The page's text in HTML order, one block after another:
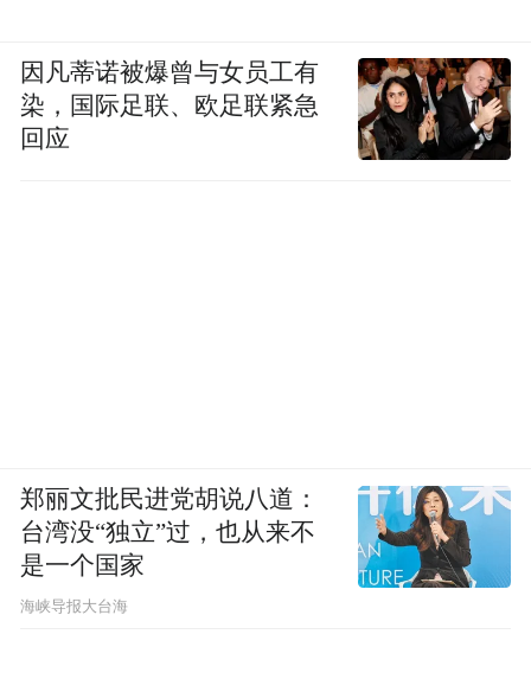
因凡蒂诺被爆曾与女员工有
染，国际足联、欧足联紧急
回应
郑丽文批民进党胡说八道：
台湾没“独立”过，也从来不
是一个国家
​海峡导报大台海